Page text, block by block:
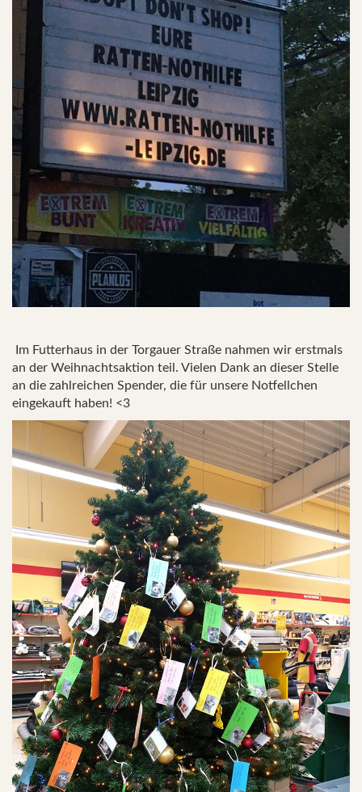
Im Futterhaus in der Torgauer Straße nahmen wir erstmals
an der Weihnachtsaktion teil. Vielen Dank an dieser Stelle
an die zahlreichen Spender, die für unsere Notfellchen
eingekauft haben! <3